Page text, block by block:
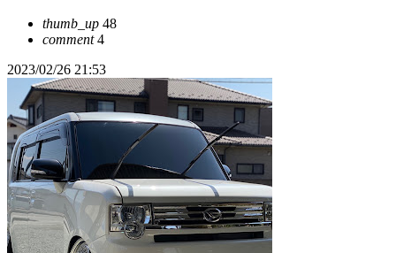
thumb_up 48
comment4
2023/02/26 21:53